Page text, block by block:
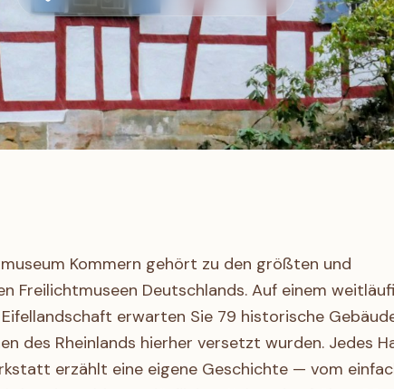
Kommern gehört zu den größten und
Freilichtmuseen Deutschlands. Auf einem
erwarten Sie 79 historische
des Rheinlands hierher versetzt wurden. Jedes
erzählt eine eigene Geschichte — vom